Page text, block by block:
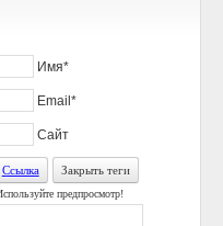
Имя*
Email*
Сайт
Ссылка Закрыть теги
предпросмотр!